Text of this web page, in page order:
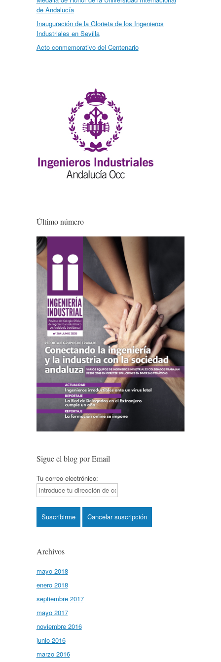
de Andalucía
Inauguración de la Glorieta de los Ingenieros
Industriales en Sevilla
Acto conmemorativo del Centenario
Último número
Sigue el blog por Email
Tu correo electrónico:
Archivos
mayo 2018
enero 2018
septiembre 2017
mayo 2017
noviembre 2016
junio 2016
marzo 2016